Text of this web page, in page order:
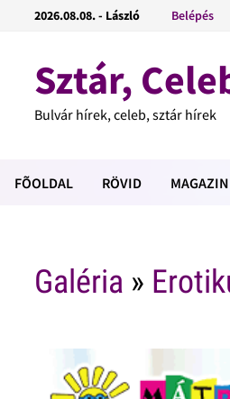
2026.08.08. - László Belépés
Sztár,
Bulvár hírek, celeb, sztár hírek
FÕOLDAL RÖVID MAGAZIN
Galéria »